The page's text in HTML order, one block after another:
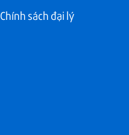
Chính sách đại lý